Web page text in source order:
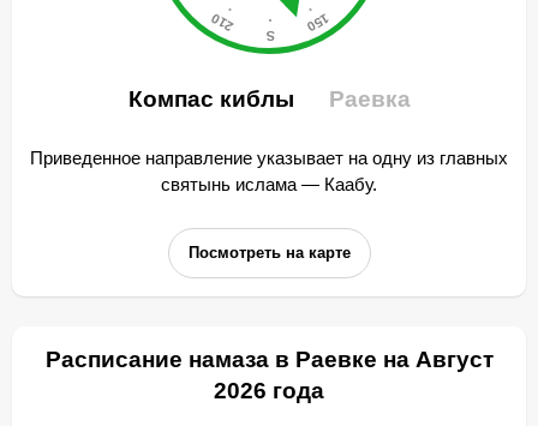
Компас киблы Раевка
Приведенное направление указывает на одну из главных
святынь ислама — Каабу.
Посмотреть на карте
Расписание намаза в Раевке на Август
2026 года